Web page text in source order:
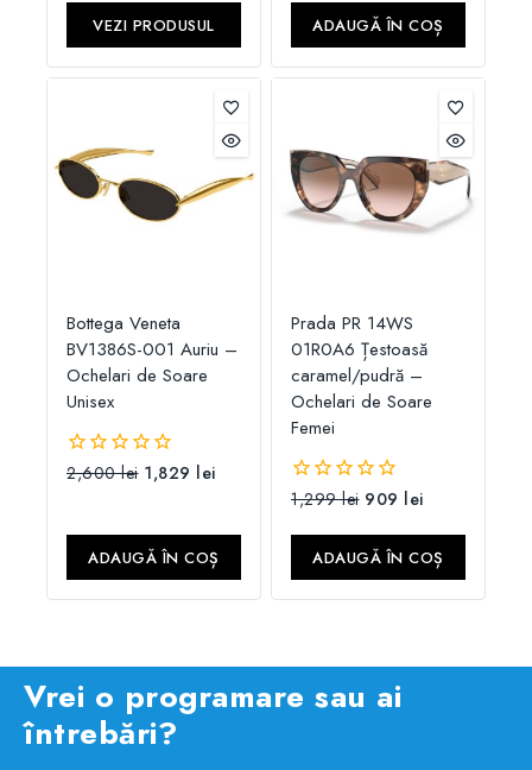
5
VEZI PRODUSUL
5
ADAUGĂ ÎN COȘ
Bottega Veneta
BV1386S-001 Auriu –
Ochelari de Soare
Unisex
0
2,600lei 1,829 lei
ADAUGĂ ÎN COȘ
Prada PR 14WS
01R0A6 Țestoasă
caramel/pudră –
Ochelari de Soare
Femei
0
5
1,299lei 909 lei
ADAUGĂ ÎN COȘ
Vrei o programare sau ai
întrebări?